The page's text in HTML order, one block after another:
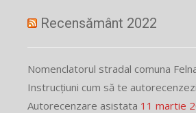
Recensământ 2022
Nomenclatorul stradal comuna
Instrucțiuni cum să te autorecenzezi
Autorecenzare asistata 11 martie